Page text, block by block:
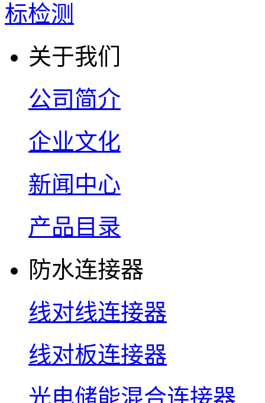
标检测
关于我们
公司简介
企业文化
新闻中心
产品目录
防水连接器
线对线连接器
线对板连接器
光电储能混合连接器